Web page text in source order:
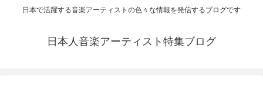
日本で活躍する音楽アーティストの色々な情報を発信するブログです
日本人音楽アーティスト特集ブログ